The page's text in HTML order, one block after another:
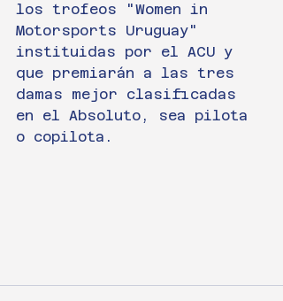
los trofeos "Women in
Motorsports Uruguay"
instituidas por el ACU y
que premiarán a las tres
damas mejor clasificadas
en el Absoluto, sea pilota
o copilota.